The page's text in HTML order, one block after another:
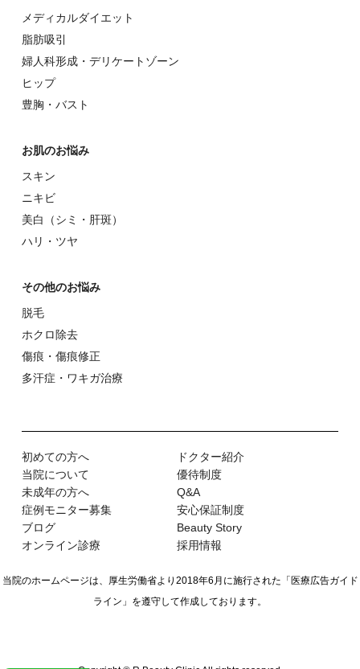
脱⽑
ホクロ除去
傷痕・傷痕修正
多汗症・ワキガ治療
初めての⽅へ
当院について
未成年の方へ
ブログ
オンライン診療
当院のホームページは、厚生労働省より2018年6月に施行された
Copyright © R Beauty Clinic All rights reserved.